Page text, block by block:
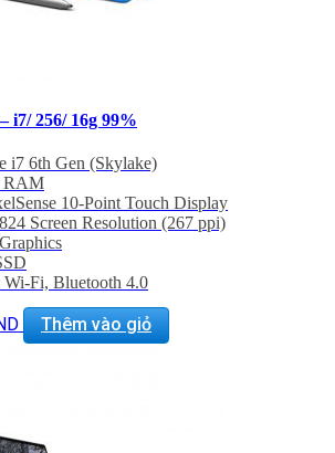
i7/ 256/ 16g 99%
i7 6th Gen (Skylake)
RAM
10-Point Touch Display
Screen Resolution (267 ppi)
Wi-Fi, Bluetooth 4.0
Included
10 Pro
Thêm vào giỏ